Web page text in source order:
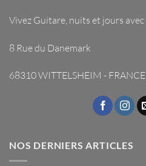
Vivez Guitare, nuits et jours avec
8 Rue du Danemark
68310 WITTELSHEIM - FRANCE
NOS DERNIERS ARTICLES